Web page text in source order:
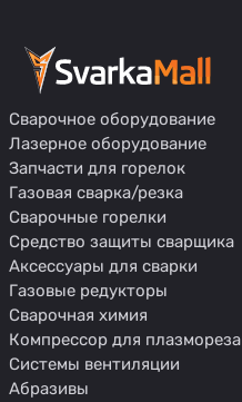
Сварочное оборудование
Лазерное оборудование
Запчасти для горелок
Газовая сварка/резка
Сварочные горелки
Средство защиты сварщика
Аксессуары для сварки
Газовые редукторы
Сварочная химия
Компрессор для плазмореза
Системы вентиляции
Абразивы